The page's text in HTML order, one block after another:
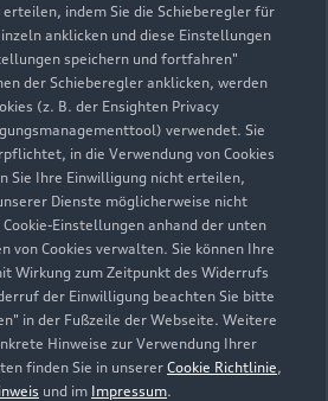
indem Sie die Schieberegler für
anklicken und diese Einstellungen
speichern und fortfahren"
der Schieberegler anklicken, werden
(z. B. der Ensighten Privacy
verwendet. Sie
in die Verwendung von Cookies
Sie Ihre Einwilligung nicht erteilen,
Dienste möglicherweise nicht
Einstellungen anhand der unten
von Cookies verwalten. Sie können Ihre
Wirkung zum Zeitpunkt des Widerrufs
der Einwilligung beachten Sie bitte
in der Fußzeile der Webseite. Weitere
Hinweise zur Verwendung Ihrer
finden Sie in unserer Cookie Richtlinie,
und im Impressum.
07:00 - 18:15